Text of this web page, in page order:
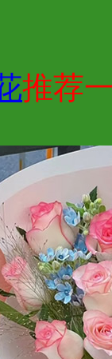
推荐